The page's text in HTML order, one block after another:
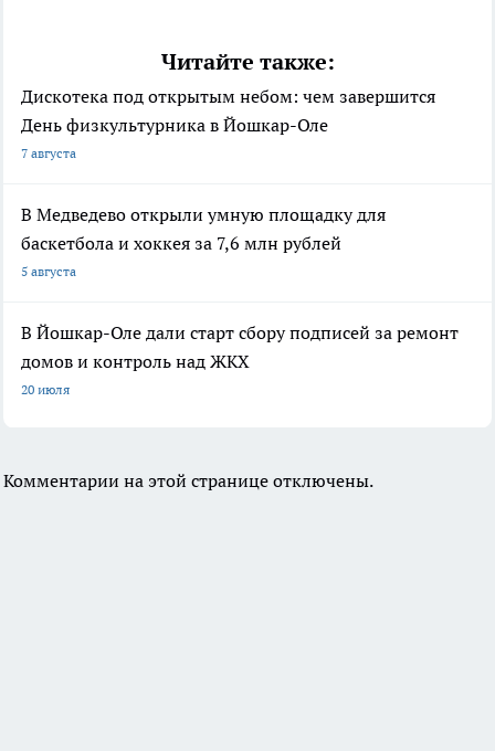
Читайте также:
Дискотека под открытым небом: чем завершится
День физкультурника в Йошкар-Оле
7 августа
В Медведево открыли умную площадку для
баскетбола и хоккея за 7,6 млн рублей
5 августа
В Йошкар-Оле дали старт сбору подписей за ремонт
домов и контроль над ЖКХ
20 июля
Комментарии на этой странице отключены.